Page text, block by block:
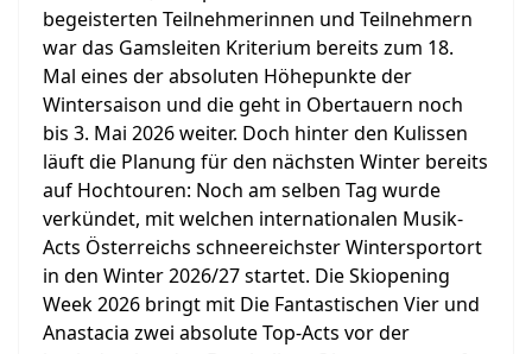
begeisterten Teilnehmerinnen und Teilnehmern
war das Gamsleiten Kriterium bereits zum 18.
Mal eines der absoluten Höhepunkte der
Wintersaison und die geht in Obertauern noch
bis 3. Mai 2026 weiter. Doch hinter den Kulissen
läuft die Planung für den nächsten Winter bereits
auf Hochtouren: Noch am selben Tag wurde
verkündet, mit welchen internationalen Musik-
Acts Österreichs schneereichster Wintersportort
in den Winter 2026/27 startet. Die Skiopening
Week 2026 bringt mit Die Fantastischen Vier und
Anastacia zwei absolute Top-Acts vor der